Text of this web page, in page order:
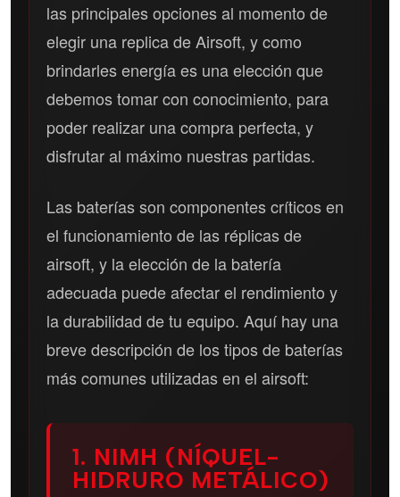
las principales opciones al momento de
elegir una replica de Airsoft, y como
brindarles energía es una elección que
debemos tomar con conocimiento, para
poder realizar una compra perfecta, y
disfrutar al máximo nuestras partidas.
Las baterías son componentes críticos en
el funcionamiento de las réplicas de
airsoft, y la elección de la batería
adecuada puede afectar el rendimiento y
la durabilidad de tu equipo. Aquí hay una
breve descripción de los tipos de baterías
más comunes utilizadas en el airsoft:
1. NIMH (NÍQUEL-
HIDRURO METÁLICO)